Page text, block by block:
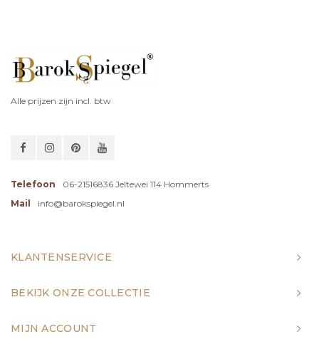
Alle prijzen zijn incl. btw
Telefoon
06-21516836 Jeltewei 114 Hommerts
Mail
info@barokspiegel.nl
KLANTENSERVICE
BEKIJK ONZE COLLECTIE
MIJN ACCOUNT